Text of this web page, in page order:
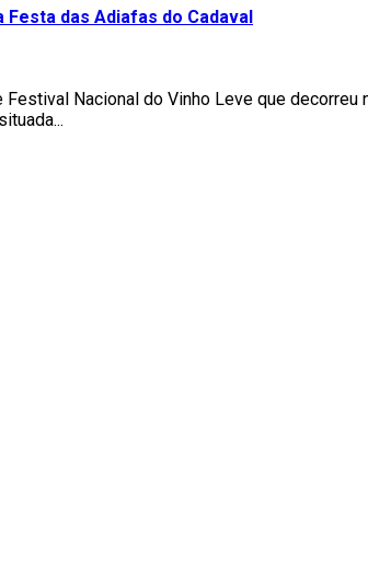
das Adiafas do Cadaval
Nacional do Vinho Leve que